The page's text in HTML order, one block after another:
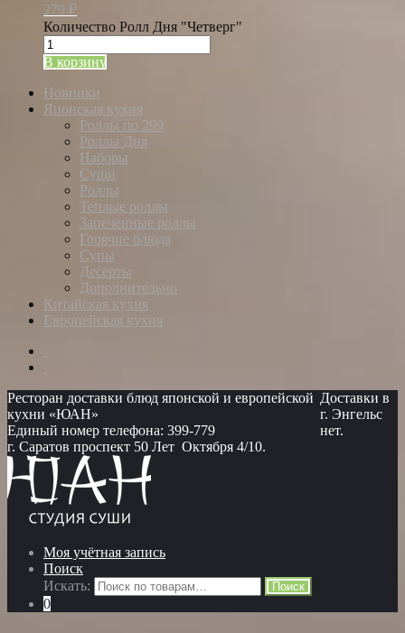
279 ₽
Количество Ролл Дня "Четверг"
В корзину
Новинки
Японская кухня
Роллы по 299
Роллы Дня
Наборы
Суши
Роллы
Теплые роллы
Запеченные роллы
Горячие блюда
Супы
Десерты
Дополнительно
Китайская кухня
Европейская кухня
Ресторан доставки блюд японской и европейской
кухни «ЮАН»
Единый номер телефона: 399-779
г. Саратов проспект 50 Лет Октября 4/10.
Доставки в
г. Энгельс
нет.
Моя учётная запись
Поиск
Искать:
Поиск
0